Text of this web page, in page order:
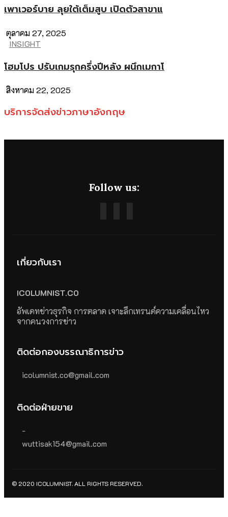
เพาเวอร์บาย ลุยใต้เต็มสูบ เปิดตัวสาขาแ
ตุลาคม 27, 2025
INSIGHT
โฮมโปร ปรับเกมรุกครึ่งปีหลัง ผนึกเมกาโ
สิงหาคม 22, 2025
บริการจัดส่งข่าวภาษาอังกฤษ
Follow us:
เกี่ยวกับเรา
ICOLUMNIST.CO
อัพเดทข่าวธุรกิจ การตลาด เจาะลึกเทรนด์ความเคลื่อนไหว
จากคนวงการข่าว
ติดต่อกองบรรณาธิการข่าว
icolumnist.co@gmail.com
ติดต่อฝ่ายขาย
-
wuttisak154@gmail.com
© 2020 ICOLUMNIST. ALL RIGHTS RESERVED.